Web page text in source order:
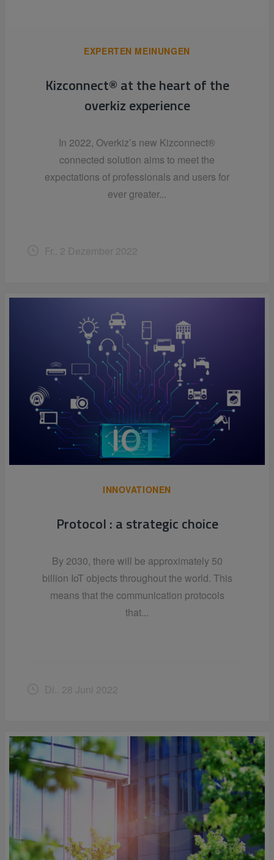
EXPERTEN MEINUNGEN
Kizconnect® at the heart of the
overkiz experience
In 2022, Overkiz’s new Kizconnect®
connected solution aims to meet the
expectations of professionals and users for
ever greater...
Fr.. 2 Dezember 2022
INNOVATIONEN
Protocol : a strategic choice
By 2030, there will be approximately 50
billion IoT objects throughout the world. This
means that the communication protocols
that...
Di.. 28 Juni 2022